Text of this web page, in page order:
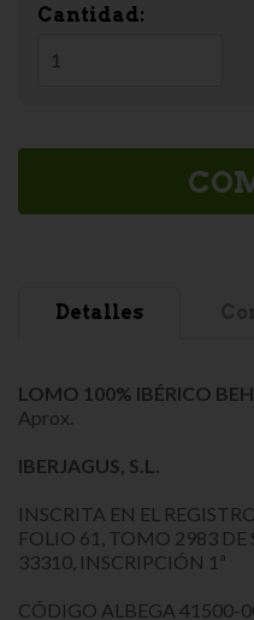
Cantidad:
Detalles
LOMO 100% IBÉRICO
Aprox.
IBERJAGUS, S.L.
INSCRITA EN EL
FOLIO 61, TOMO 2983 DE
33310, INSCRIPCIÓN 1ª
CÓDIGO ALBEGA 41500-